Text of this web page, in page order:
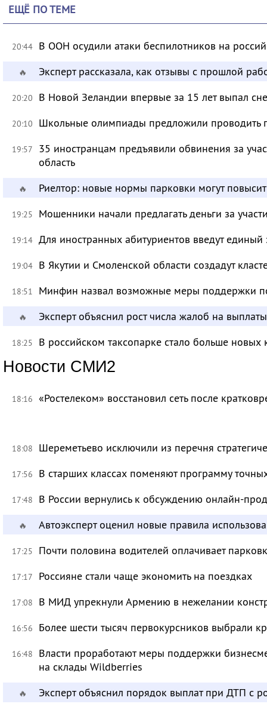
ЕЩЁ ПО ТЕМЕ
20:44 В ООН осудили атаки беспилотников на
🔥 Эксперт рассказала, как отзывы с прошлой
20:20 В Новой Зеландии впервые за 15 лет выпал
20:10 Школьные олимпиады предложили проводить
19:57
35 иностранцам предъявили обвинения за
область
🔥 Риелтор: новые нормы парковки могут
19:25 Мошенники начали предлагать деньги за
19:14 Для иностранных абитуриентов введут
19:04 В Якутии и Смоленской области создадут
18:51 Минфин назвал возможные меры поддержки
🔥 Эксперт объяснил рост числа жалоб на
18:25 В российском таксопарке стало больше новых
Новости СМИ2
18:16 «Ростелеком» восстановил сеть после
18:08 Шереметьево исключили из перечня
17:56 В старших классах поменяют программу
17:48 В России вернулись к обсуждению онлайн-
🔥 Автоэксперт оценил новые правила
17:25 Почти половина водителей оплачивает
17:17 Россияне стали чаще экономить на поездках
17:08 В МИД упрекнули Армению в нежелании
16:56 Более шести тысяч первокурсников выбрали
16:48
Власти проработают меры поддержки
на склады Wildberries
🔥
Эксперт объяснил порядок выплат при ДТП с